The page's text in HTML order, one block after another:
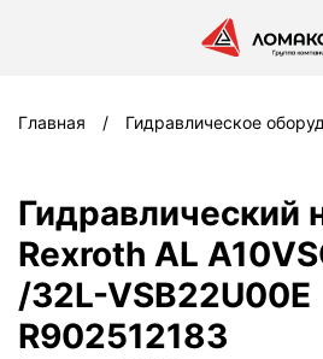
Главная Гидравлическое
Гидравлический
Rexroth AL
/32L-VSB22U00E
R902512183